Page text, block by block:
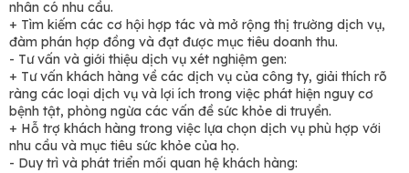
nhân có nhu cầu.
+ Tìm kiếm các cơ hội hợp tác và mở rộng thị trường dịch vụ,
đàm phán hợp đồng và đạt được mục tiêu doanh thu.
- Tư vấn và giới thiệu dịch vụ xét nghiệm gen:
+ Tư vấn khách hàng về các dịch vụ của công ty, giải thích rõ
ràng các loại dịch vụ và lợi ích trong việc phát hiện nguy cơ
bệnh tật, phòng ngừa các vấn đề sức khỏe di truyền.
+ Hỗ trợ khách hàng trong việc lựa chọn dịch vụ phù hợp với
nhu cầu và mục tiêu sức khỏe của họ.
- Duy trì và phát triển mối quan hệ khách hàng: